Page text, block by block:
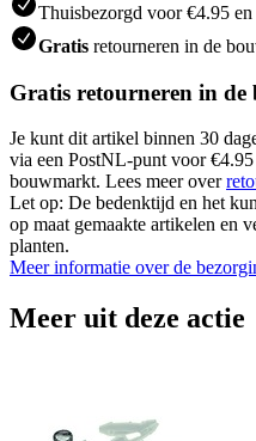
Thuisbezorgd voor €4.95
Gratis retourneren in de
Gratis retourneren in
Je kunt dit artikel binnen 30
via een PostNL-punt voor
bouwmarkt. Lees meer over
Let op: De bedenktijd en het
op maat gemaakte artikelen en
planten.
Meer informatie over de
Meer uit deze actie